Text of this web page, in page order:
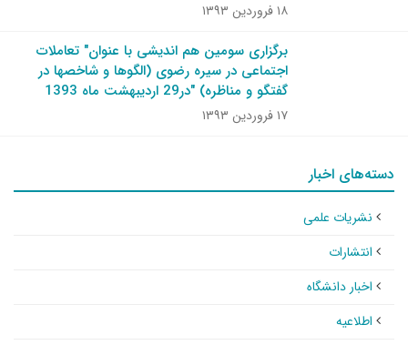
۱۸ فروردین ۱۳۹۳
برگزاری سومین هم اندیشی با عنوان" تعاملات
اجتماعی در سیره رضوی (الگوها و شاخصها در
گفتگو و مناظره) "در29 اردیبهشت ماه 1393
۱۷ فروردین ۱۳۹۳
دسته‌های اخبار
نشریات علمی
انتشارات
اخبار دانشگاه
اطلاعیه